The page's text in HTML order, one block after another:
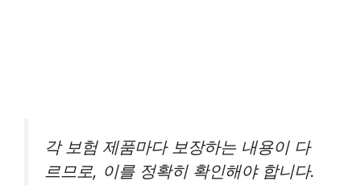
각 보험 제품마다 보장하는 내용이 다
르므로, 이를 정확히 확인해야 합니다.